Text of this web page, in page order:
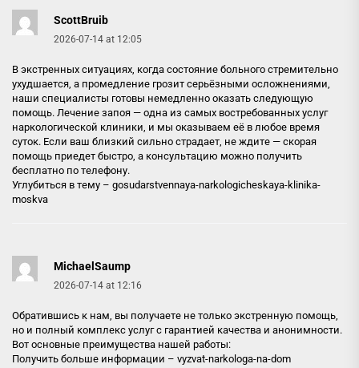
ScottBruib
2026-07-14 at 12:05
В экстренных ситуациях, когда состояние больного стремительно
ухудшается, а промедление грозит серьёзными осложнениями,
наши специалисты готовы немедленно оказать следующую
помощь. Лечение запоя — одна из самых востребованных услуг
наркологической клиники, и мы оказываем её в любое время
суток. Если ваш близкий сильно страдает, не ждите — скорая
помощь приедет быстро, а консультацию можно получить
бесплатно по телефону.
Углубиться в тему – gosudarstvennaya-narkologicheskaya-klinika-
moskva
MichaelSaump
2026-07-14 at 12:16
Обратившись к нам, вы получаете не только экстренную помощь,
но и полный комплекс услуг с гарантией качества и анонимности.
Вот основные преимущества нашей работы:
Получить больше информации – vyzvat-narkologa-na-dom